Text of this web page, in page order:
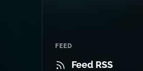
FEED
Feed RSS